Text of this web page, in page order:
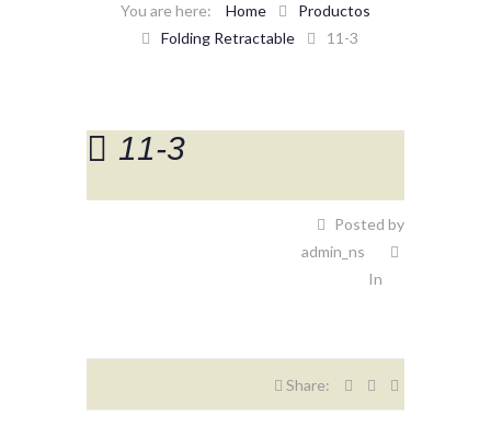
Home
Productos
Folding Retractable
11-3
11-3
Posted by
admin_ns
In
Share: